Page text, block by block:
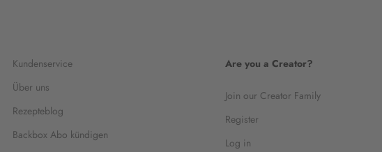
Kundenservice
Über uns
Rezepteblog
Backbox Abo kündigen
Are you a Creator?
Join our Creator Family
Register
Log in